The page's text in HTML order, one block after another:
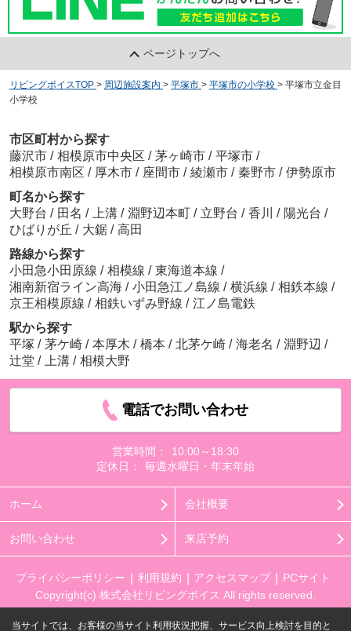
ページトップへ
リビングボイスTOP > 周辺施設案内 > 平塚市 > 平塚市の小学校 > 平塚市立金目
小学校
市区町村から探す
藤沢市 / 相模原市中央区 / 茅ヶ崎市 / 平塚市 /
相模原市南区 / 厚木市 / 座間市 / 綾瀬市 / 秦野市 / 伊勢原市
町名から探す
大野台 / 田名 / 上溝 / 淵野辺本町 / 立野台 / 香川 / 陽光台 /
ひばりが丘 / 大鋸 / 高田
路線から探す
小田急小田原線 / 相模線 / 東海道本線 /
湘南新宿ライン高海 / 小田急江ノ島線 / 横浜線 / 相鉄本線 /
京王相模原線 / 相鉄いずみ野線 / 江ノ島電鉄
駅から探す
平塚 / 茅ケ崎 / 本厚木 / 橋本 / 北茅ケ崎 / 海老名 / 淵野辺 /
辻堂 / 上溝 / 相模大野
電話でお問い合わせ
営業時間：
10:00～18:30
定休日：
毎週水曜日・年末年始
ホーム 会社概要
お問い合わせ 来店予約
プライバシーポリシー 利用規約 アクセスマップ
PCサイト
Copyright(c) 株式会社リビングボイス All rights reserved.
当サイトでは、お客様の当サイト利用状況把握、サービス向上検討を目的と